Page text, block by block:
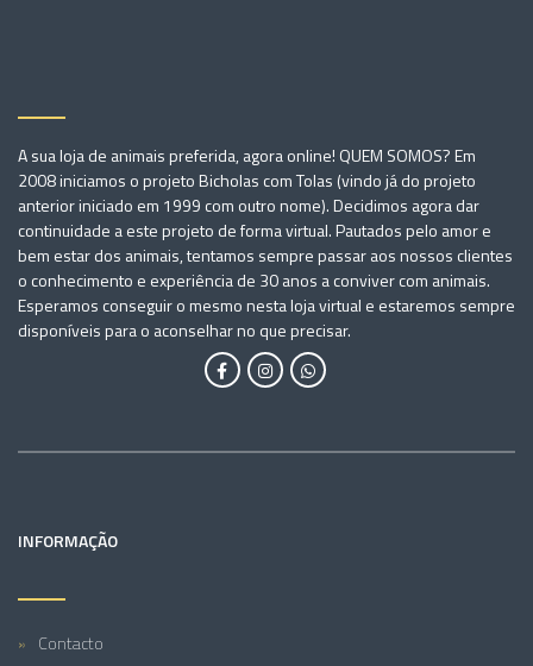
A sua loja de animais preferida, agora online! QUEM SOMOS? Em
2008 iniciamos o projeto Bicholas com Tolas (vindo já do projeto
anterior iniciado em 1999 com outro nome). Decidimos agora dar
continuidade a este projeto de forma virtual. Pautados pelo amor e
bem estar dos animais, tentamos sempre passar aos nossos clientes
o conhecimento e experiência de 30 anos a conviver com animais.
Esperamos conseguir o mesmo nesta loja virtual e estaremos sempre
disponíveis para o aconselhar no que precisar.
INFORMAÇÃO
Contacto